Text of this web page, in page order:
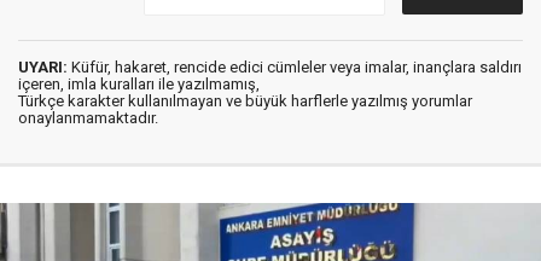
UYARI: Küfür, hakaret, rencide edici cümleler veya imalar, inançlara saldırı
içeren, imla kuralları ile yazılmamış,
Türkçe karakter kullanılmayan ve büyük harflerle yazılmış yorumlar
onaylanmamaktadır.